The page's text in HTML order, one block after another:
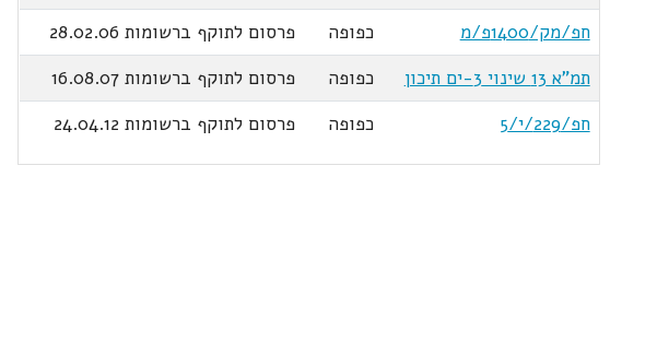
חפ/מק/1400פ/מ
כפופה
פרסום לתוקף ברשומות 28.02.06
תמ"א 13 שינוי 3-ים תיכון
כפופה
פרסום לתוקף ברשומות 16.08.07
חפ/229/י/5
כפופה פרסום לתוקף ברשומות 24.04.12